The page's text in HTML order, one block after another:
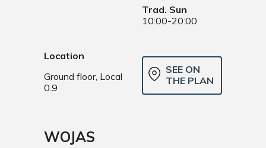
Trad. Sun
10:00-20:00
Location
Ground floor, Local
0.9
SEE ON
THE PLAN
WOJAS